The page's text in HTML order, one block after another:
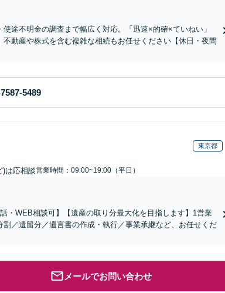
途不明金の調査まで幅広く対応。「迅速×的確×ていねい」
動産や株式を含む複雑な相続もお任せください【休日・夜間
東京都
)は応相談営業時間：09:00~19:00（平日）
・WEB相談可】【遺産の取り分最大化を目指します】1営業
／遺留分／遺言書の作成・執行／事業承継など、お任せくだ
メールでお問い合わせ